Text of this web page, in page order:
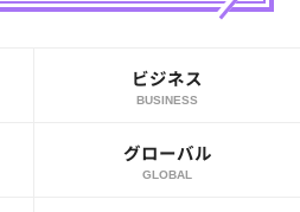
ビジネス
BUSINESS
グローバル
GLOBAL